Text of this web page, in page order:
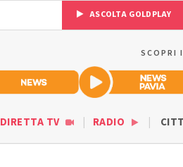
ASCOLTA GOLDPLAY
SCOPRI
DIRETTA TV RADIO